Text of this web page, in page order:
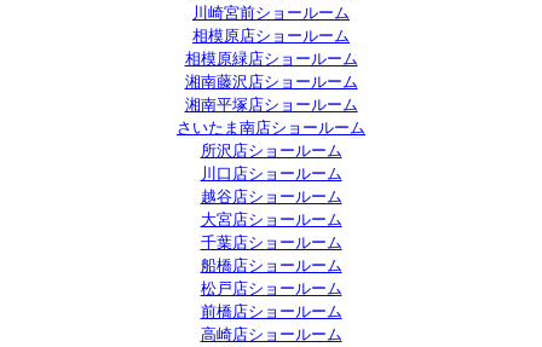
川崎宮前ショールーム
相模原店ショールーム
相模原緑店ショールーム
湘南藤沢店ショールーム
湘南平塚店ショールーム
さいたま南店ショールーム
所沢店ショールーム
川口店ショールーム
越谷店ショールーム
大宮店ショールーム
千葉店ショールーム
船橋店ショールーム
松戸店ショールーム
前橋店ショールーム
高崎店ショールーム